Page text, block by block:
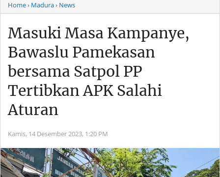
Home› Madura› News
Masuki Masa Kampanye,
Bawaslu Pamekasan
bersama Satpol PP
Tertibkan APK Salahi
Aturan
Kamis, 14 Desember 2023, 1:20 PM